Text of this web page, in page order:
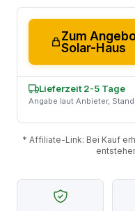
Zum
Solar-Haus
Lieferzeit 2-5 Tage
Angabe laut Anbieter,
* Affiliate-Link: Bei Kauf